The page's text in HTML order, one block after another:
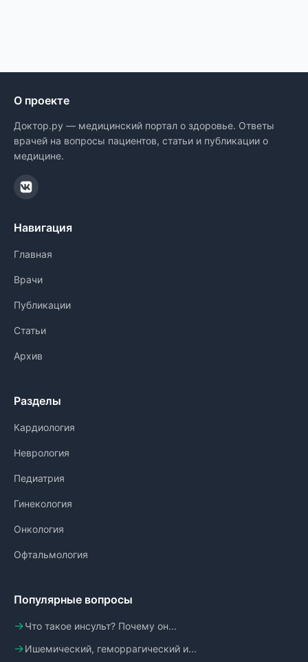
О проекте
Доктор.ру — медицинский портал о здоровье. Ответы
врачей на вопросы пациентов, статьи и публикации о
медицине.
Навигация
Главная
Врачи
Публикации
Статьи
Архив
Разделы
Кардиология
Неврология
Педиатрия
Гинекология
Онкология
Офтальмология
Популярные вопросы
Что такое инсульт? Почему он...
Ишемический, геморрагический и...